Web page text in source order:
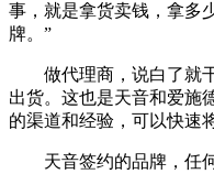
事，就是拿货卖钱，拿多
牌。”
做代理商，说白了就
出货。这也是天音和爱施
的渠道和经验，可以快速
天音签约的品牌，任